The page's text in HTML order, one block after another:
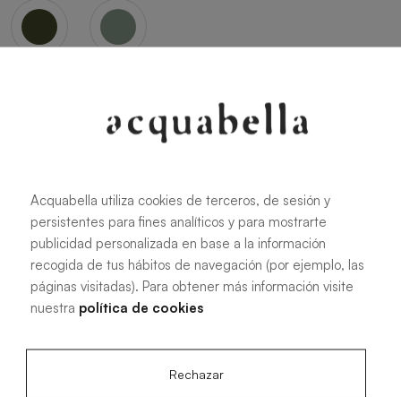
Tutte le misure
100 X 70 cm
120 X 70 cm
140 X 70 cm
200 X 70 cm
120 X 80 cm
140 X 80 cm
Acquabella utiliza cookies de terceros, de sesión y
persistentes para fines analíticos y para mostrarte
publicidad personalizada en base a la información
recogida de tus hábitos de navegación (por ejemplo, las
páginas visitadas). Para obtener más información visite
nuestra política de cookies
Rechazar